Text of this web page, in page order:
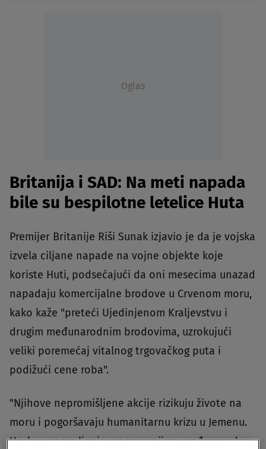
Oglas
Britanija i SAD: Na meti napada
bile su bespilotne letelice Huta
Premijer Britanije Riši Sunak izjavio je da je vojska
izvela ciljane napade na vojne objekte koje
koriste Huti, podsećajući da oni mesecima unazad
napadaju komercijalne brodove u Crvenom moru,
kako kaže "preteći Ujedinjenom Kraljevstvu i
drugim međunarodnim brodovima, uzrokujući
veliki poremećaj vitalnog trgovačkog puta i
podižući cene roba".
"Njihove nepromišljene akcije rizikuju živote na
moru i pogoršavaju humanitarnu krizu u Jemenu.
Uprkos ponovljenim upozorenjima međunarodne